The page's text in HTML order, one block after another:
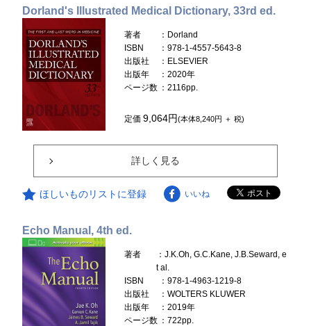
Dorland's Illustrated Medical Dictionary, 33rd ed.
著者
：Dorland
ISBN
：978-1-4557-5643-8
出版社
：ELSEVIER
出版年
：2020年
ページ数 ：2116pp.
定価9,064円(本体8,240円 ＋ 税)
詳しく見る
ほしいものリストに登録 いいね
Echo Manual, 4th ed.
著者
：J.K.Oh, G.C.Kane, J.B.Seward, e
t al.
ISBN
：978-1-4963-1219-8
出版社
：WOLTERS KLUWER
出版年
：2019年
ページ数 ：722pp.